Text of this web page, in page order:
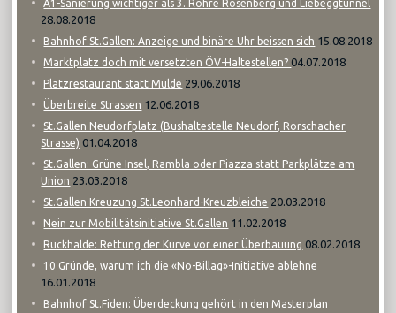
A1-Sanierung wichtiger als 3. Röhre Rosenberg und Liebeggtunnel
28.08.2018
Bahnhof St.Gallen: Anzeige und binäre Uhr beissen sich 15.08.2018
Marktplatz doch mit versetzten ÖV-Haltestellen?04.07.2018
Platzrestaurant statt Mulde 29.06.2018
Überbreite Strassen 12.06.2018
St.Gallen Neudorfplatz (Bushaltestelle Neudorf, Rorschacher
Strasse) 01.04.2018
St.Gallen: Grüne Insel, Rambla oder Piazza statt Parkplätze am
Union 23.03.2018
St.Gallen Kreuzung St.Leonhard-Kreuzbleiche 20.03.2018
Nein zur Mobilitätsinitiative St.Gallen 11.02.2018
Ruckhalde: Rettung der Kurve vor einer Überbauung 08.02.2018
10 Gründe, warum ich die «No-Billag»-Initiative ablehne
16.01.2018
Bahnhof St.Fiden: Überdeckung gehört in den Masterplan